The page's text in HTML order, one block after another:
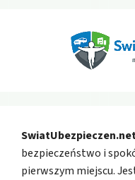
bezpieczeństwo i
pierwszym miejscu.